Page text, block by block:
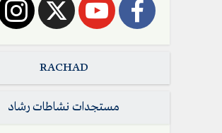
RACHAD
مستجدات نشاطات رشاد